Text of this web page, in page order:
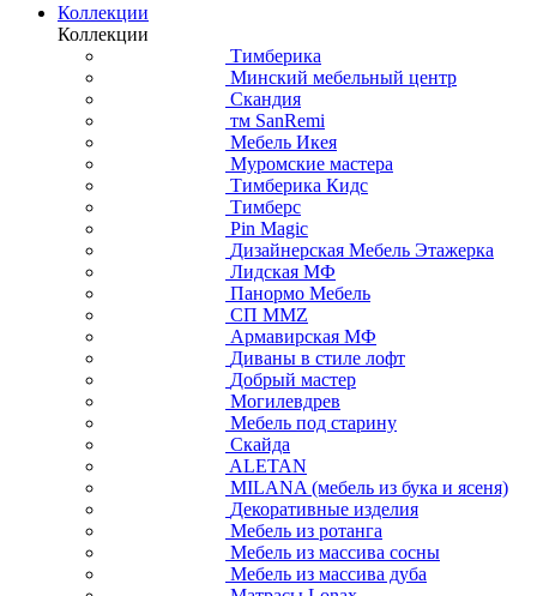
Коллекции
Коллекции
Тимберика
Минский мебельный центр
Скандия
тм SanRemi
Мебель Икея
Муромские мастера
Тимберика Кидс
Тимберс
Pin Magic
Дизайнерская Мебель Этажерка
Лидская МФ
Панормо Мебель
СП ММZ
Армавирская МФ
Диваны в стиле лофт
Добрый мастер
Могилевдрев
Мебель под старину
Скайда
ALETAN
MILANA (мебель из бука и ясеня)
Декоративные изделия
Мебель из ротанга
Мебель из массива сосны
Мебель из массива дуба